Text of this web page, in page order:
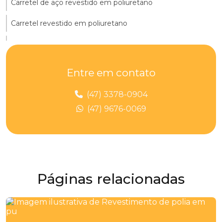
Carretel de aço revestido em poliuretano
Carretel revestido em poliuretano
Chapa de poliuretano 10mm
Chapas de poliuretano
Distribuidor poliuretano
Entre em contato
(47) 3378-0904
(47) 9676-0069
Páginas relacionadas